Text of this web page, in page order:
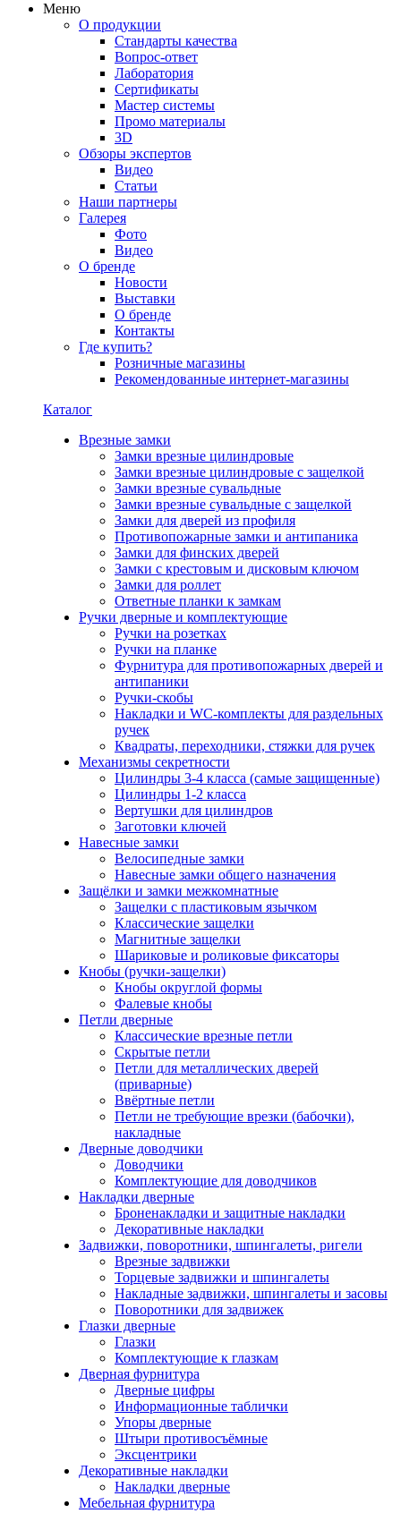
Меню
О продукции
Стандарты качества
Вопрос-ответ
Лаборатория
Сертификаты
Мастер системы
Промо материалы
3D
Обзоры экспертов
Видео
Статьи
Наши партнеры
Галерея
Фото
Видео
О бренде
Новости
Выставки
О бренде
Контакты
Где купить?
Розничные магазины
Рекомендованные интернет-магазины
Каталог
Врезные замки
Замки врезные цилиндровые
Замки врезные цилиндровые с защелкой
Замки врезные сувальдные
Замки врезные сувальдные с защелкой
Замки для дверей из профиля
Противопожарные замки и антипаника
Замки для финских дверей
Замки с крестовым и дисковым ключом
Замки для роллет
Ответные планки к замкам
Ручки дверные и комплектующие
Ручки на розетках
Ручки на планке
Фурнитура для противопожарных дверей и
антипаники
Ручки-скобы
Накладки и WC-комплекты для раздельных
ручек
Квадраты, переходники, стяжки для ручек
Механизмы секретности
Цилиндры 3-4 класса (самые защищенные)
Цилиндры 1-2 класса
Вертушки для цилиндров
Заготовки ключей
Навесные замки
Велосипедные замки
Навесные замки общего назначения
Защёлки и замки межкомнатные
Защелки с пластиковым язычком
Классические защелки
Магнитные защелки
Шариковые и роликовые фиксаторы
Кнобы (ручки-защелки)
Кнобы округлой формы
Фалевые кнобы
Петли дверные
Классические врезные петли
Скрытые петли
Петли для металлических дверей
(приварные)
Ввёртные петли
Петли не требующие врезки (бабочки),
накладные
Дверные доводчики
Доводчики
Комплектующие для доводчиков
Накладки дверные
Броненакладки и защитные накладки
Декоративные накладки
Задвижки, поворотники, шпингалеты, ригели
Врезные задвижки
Торцевые задвижки и шпингалеты
Накладные задвижки, шпингалеты и засовы
Поворотники для задвижек
Глазки дверные
Глазки
Комплектующие к глазкам
Дверная фурнитура
Дверные цифры
Информационные таблички
Упоры дверные
Штыри противосъёмные
Эксцентрики
Декоративные накладки
Накладки дверные
Мебельная фурнитура